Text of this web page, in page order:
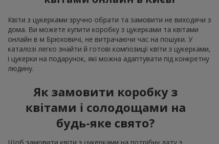
Квіти з цукерками зручно обрати та замовити не виходячи з
дома. Ви можете купити коробку з цукерками та квітами
онлайн в м Брюховичі, не витрачаючи час на пошуки. У
каталозі легко знайти й готові композиції квіти з цукерками,
і цукерки на подарунок, які можна адаптувати під конкретну
людину.
Як замовити коробку з
квітами і солодощами на
будь-яке свято?
Щоб замовити квіти з цукерками на потрібну дату з